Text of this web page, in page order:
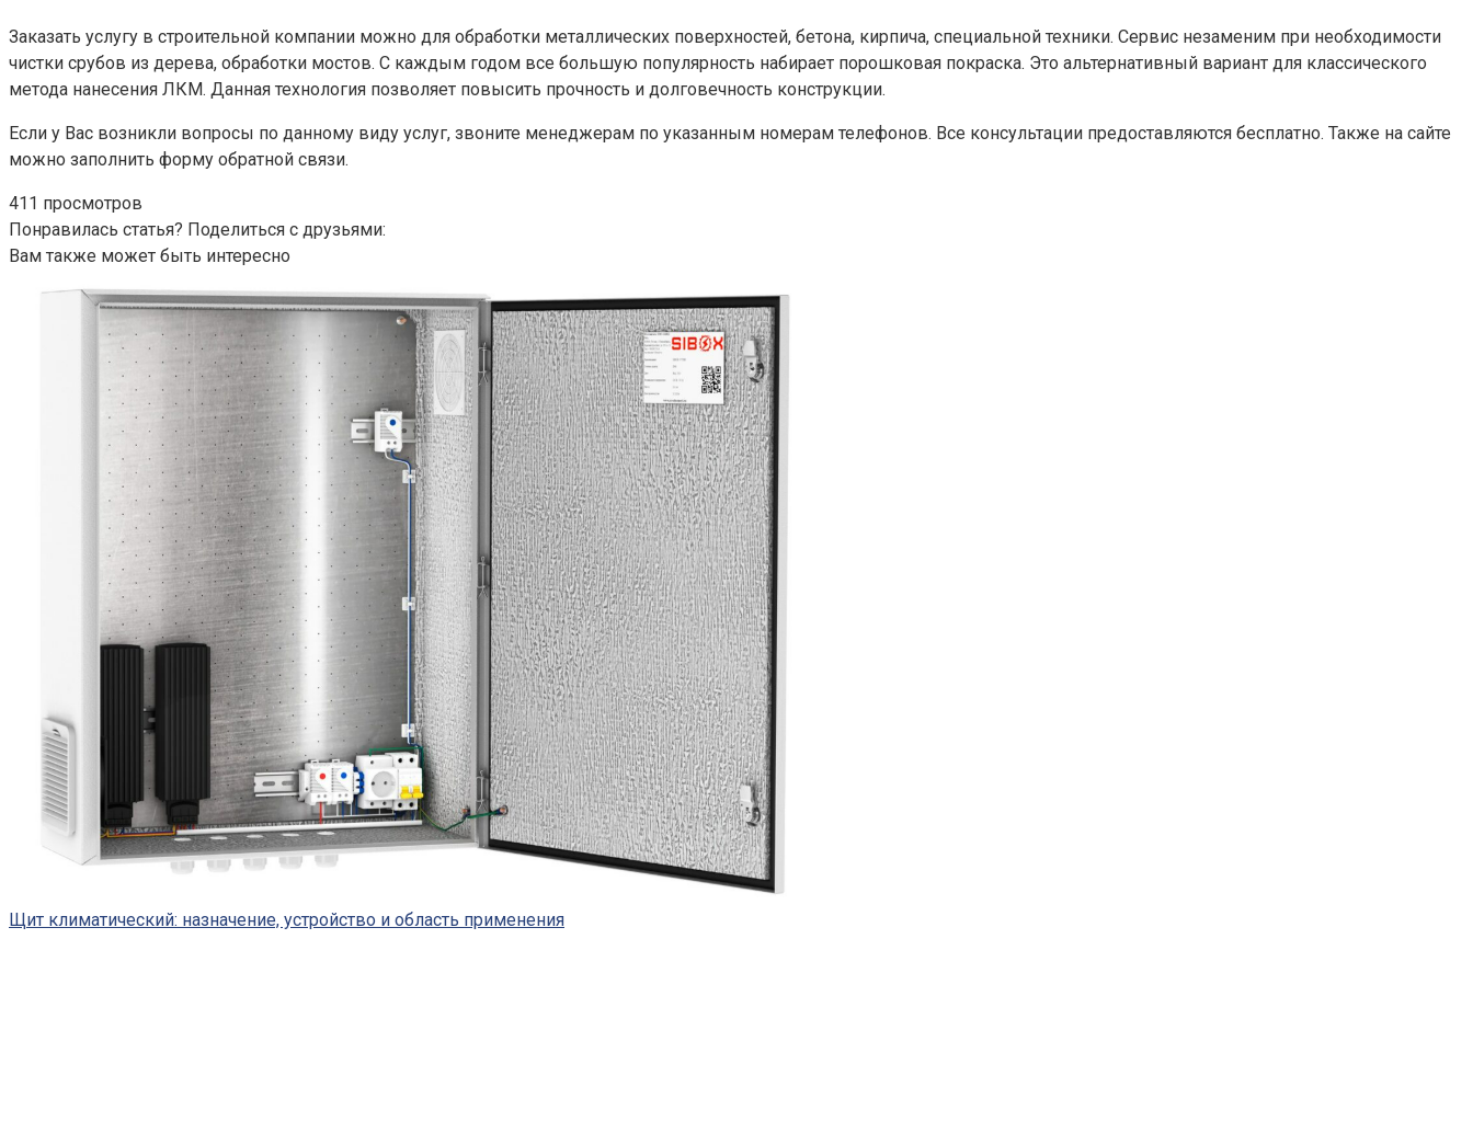
Заказать услугу в строительной компании можно для обработки металлических поверхностей, бетона, кирпича, специальной техники. Сервис незаменим при необходимости
чистки срубов из дерева, обработки мостов. С каждым годом все большую популярность набирает порошковая покраска. Это альтернативный вариант для классического
метода нанесения ЛКМ. Данная технология позволяет повысить прочность и долговечность конструкции.
Если у Вас возникли вопросы по данному виду услуг, звоните менеджерам по указанным номерам телефонов. Все консультации предоставляются бесплатно. Также на сайте
можно заполнить форму обратной связи.
411 просмотров
Понравилась статья? Поделиться с друзьями:
Вам также может быть интересно
Щит климатический: назначение, устройство и область применения